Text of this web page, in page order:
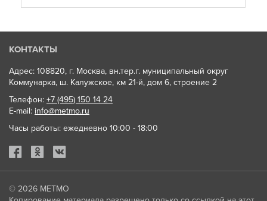
КОНТАКТЫ
Адрес: 108820, г. Москва, вн.тер.г. муниципальный округ
Коммунарка, ш. Калужское, км 21-й, дом 6, строение 2
Телефон: +7 (495) 150 14 24
E-mail: info@metmo.ru
Часы работы: ежедневно 10:00 - 18:00
© 2026 МЕТМО